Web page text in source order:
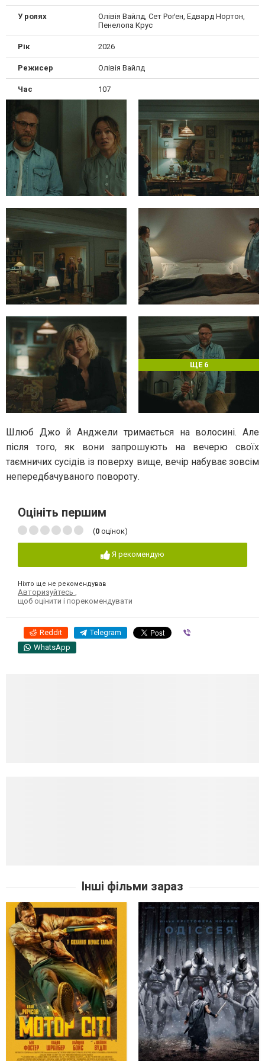
У ролях
Олiвія Вайлд, Сет Роґен, Едвард Нортон,
Пенелопа Крус
Рік 2026
Режисер Олiвія Вайлд
Час 107
ЩЕ 6
Шлюб Джо й Анджели тримається на волосині. Але
після того, як вони запрошують на вечерю своїх
таємничих сусідів із поверху вище, вечір набуває зовсім
непередбачуваного повороту.
Оцініть першим
(0 оцінок)
Я рекомендую
Ніхто ще не рекомендував
Авторизуйтесь
щоб оцінити і порекомендувати
Reddit Telegram
WhatsApp
Інші фільми зараз